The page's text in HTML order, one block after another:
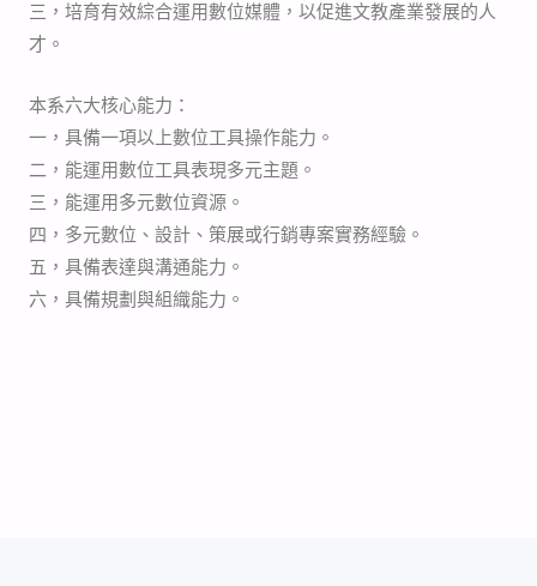
三，培育有效綜合運用數位媒體，以促進文教產業發展的人
才。
本系六大核心能力 ：
一，具備一項以上數位工具操作能力。
二，能運用數位工具表現多元主題。
三，能運用多元數位資源。
四，多元數位、設計、策展或行銷專案實務經驗。
五，具備表達與溝通能力。
六，具備規劃與組織能力。